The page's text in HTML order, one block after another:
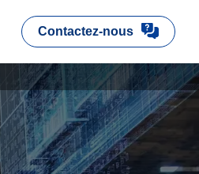
Contactez-nous